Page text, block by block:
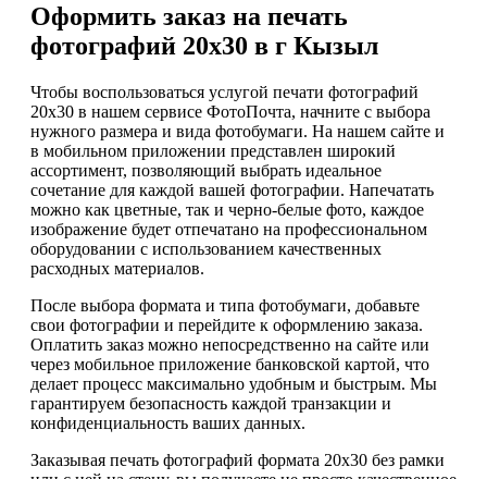
Оформить заказ на печать
фотографий 20х30 в г Кызыл
Чтобы воспользоваться услугой печати фотографий
20х30 в нашем сервисе ФотоПочта, начните с выбора
нужного размера и вида фотобумаги. На нашем сайте и
в мобильном приложении представлен широкий
ассортимент, позволяющий выбрать идеальное
сочетание для каждой вашей фотографии. Напечатать
можно как цветные, так и черно-белые фото, каждое
изображение будет отпечатано на профессиональном
оборудовании с использованием качественных
расходных материалов.
После выбора формата и типа фотобумаги, добавьте
свои фотографии и перейдите к оформлению заказа.
Оплатить заказ можно непосредственно на сайте или
через мобильное приложение банковской картой, что
делает процесс максимально удобным и быстрым. Мы
гарантируем безопасность каждой транзакции и
конфиденциальность ваших данных.
Заказывая печать фотографий формата 20х30 без рамки